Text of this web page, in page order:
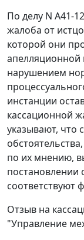
По делу N А41-
жалоба от
которой они
апелляционной
нарушением
инстанции
кассационной
указывают, что
по их мнению,
постановлении
соответствуют
Отзыв на
"Управление